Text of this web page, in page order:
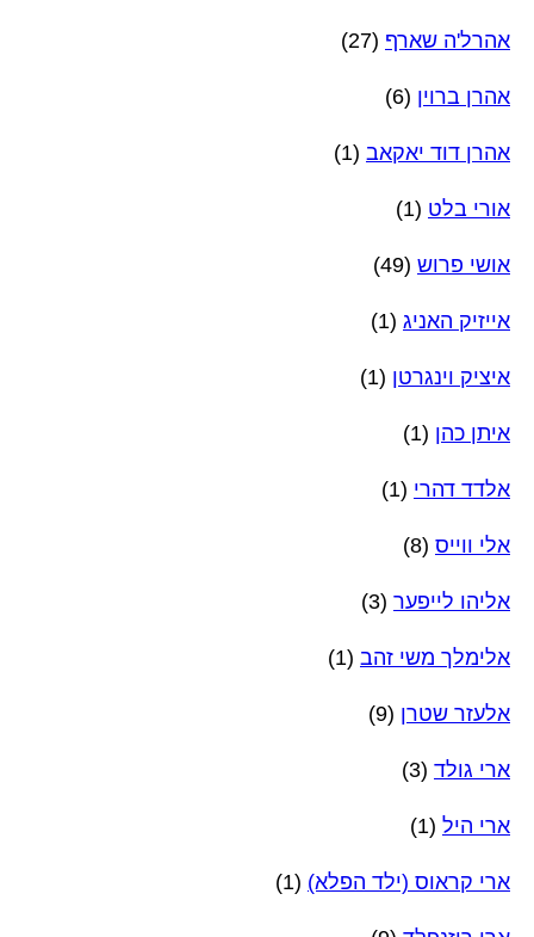
אהרל'ה שארף (27)
אהרן ברוין (6)
אהרן דוד יאקאב (1)
אורי בלט (1)
אושי פרוש (49)
אייזיק האניג (1)
איציק וינגרטן (1)
איתן כהן (1)
אלדד דהרי (1)
אלי ווייס (8)
אליהו לייפער (3)
אלימלך משי זהב (1)
אלעזר שטרן (9)
ארי גולד (3)
ארי היל (1)
ארי קראוס (ילד הפלא) (1)